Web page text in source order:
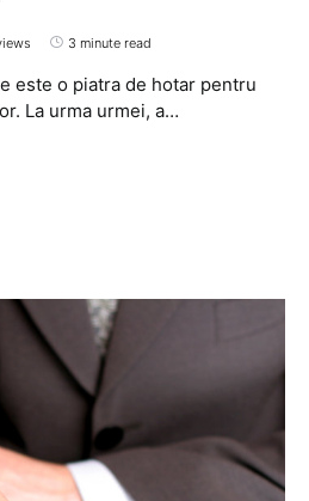
3 minute read
este o piatra de hotar pentru
La urma urmei, a…